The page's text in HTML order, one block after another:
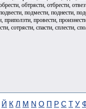
обтрясти, отбрести,
подмести, поднести,
провести,
сотрясти, спасти, сплести,
Й К Л М N О П Р С Т У